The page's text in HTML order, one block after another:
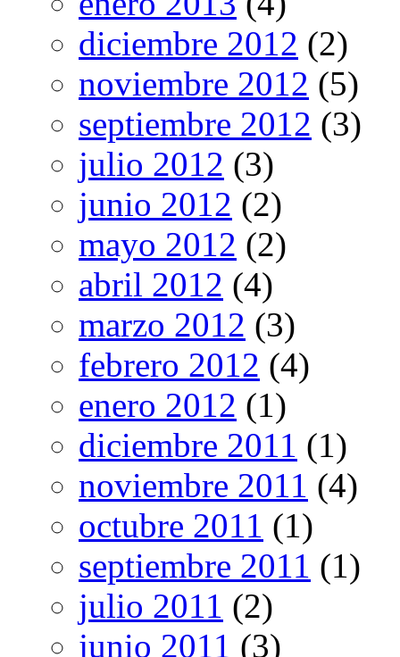
diciembre 2012 (2)
noviembre 2012 (5)
septiembre 2012 (3)
julio 2012 (3)
junio 2012 (2)
mayo 2012 (2)
abril 2012 (4)
marzo 2012 (3)
febrero 2012 (4)
enero 2012 (1)
diciembre 2011 (1)
noviembre 2011 (4)
octubre 2011 (1)
septiembre 2011 (1)
julio 2011 (2)
junio 2011 (3)